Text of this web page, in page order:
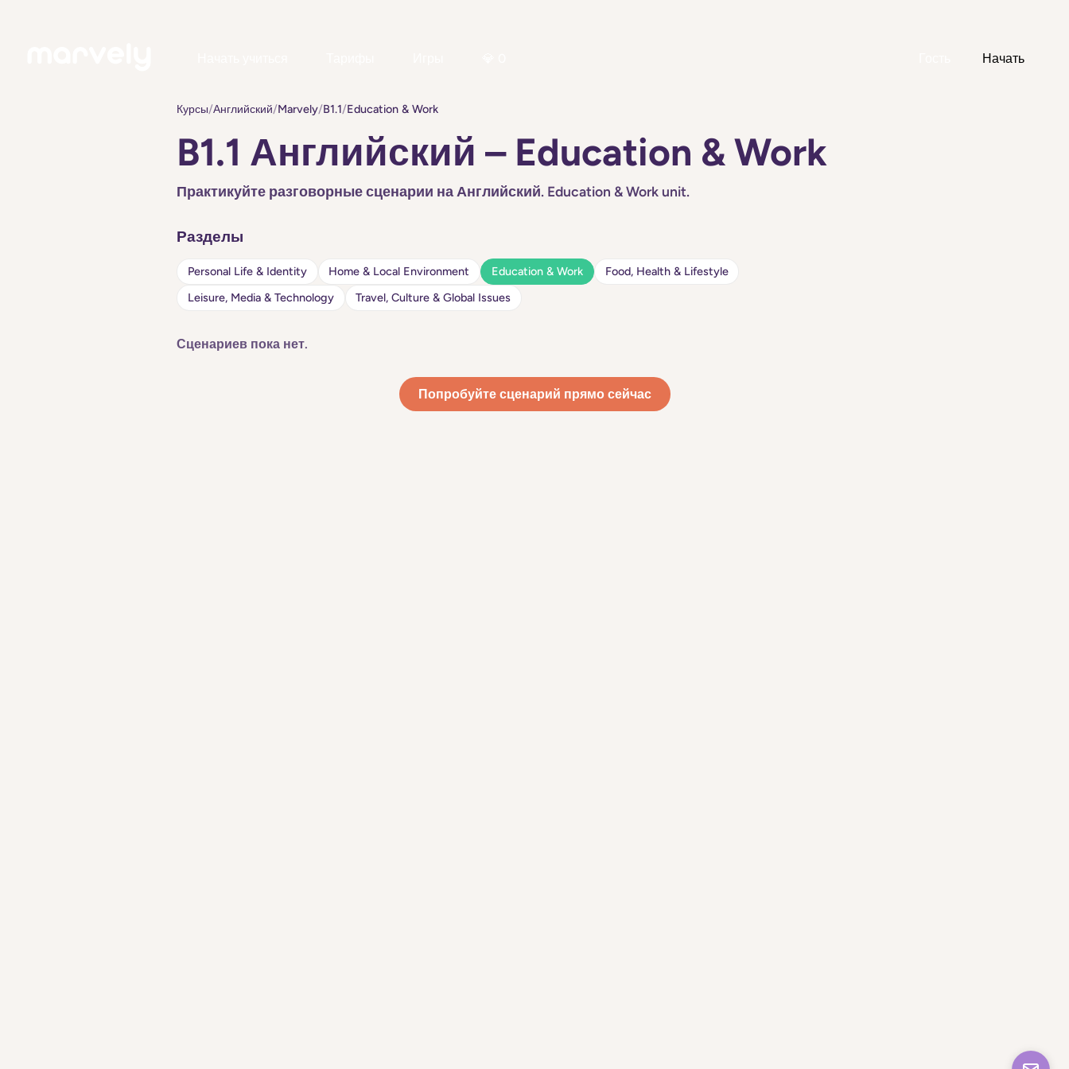
Начать
Курсы/Английский/Marvely/B1.1/Education & Work
B1.1 Английский – Education & Work
Практикуйте разговорные сценарии на Английский. Education & Work unit.
Разделы
Personal Life & Identity Home & Local Environment Education & Work
Food, Health & Lifestyle
Leisure, Media & Technology
Travel, Culture & Global Issues
Сценариев пока нет.
Попробуйте сценарий прямо сейчас